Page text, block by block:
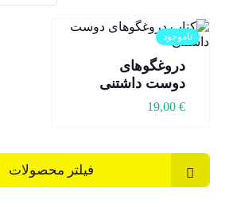
ناموجود
دروغگوهای
دوست داشتنی
19,00 €
فیلتر محصولات